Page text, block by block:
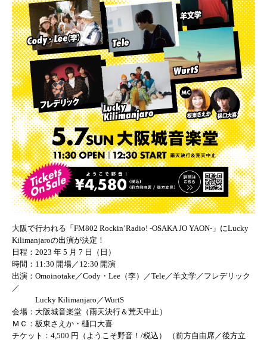
大阪で行われる「FM802 Rockin’Radio! -OSAKA JO YAON-」にLucky
Kilimanjaroの出演が決定！
日程：2023 年 5 月 7 日（日）
時間：11:30 開場／12:30 開演
出演：Omoinotake／Cody・Lee（李）／Tele／羊文学／フレデリック
／
Lucky Kilimanjaro／WurtS
会場：大阪城音楽堂（雨天決行＆荒天中止）
ＭＣ：板東さえか・樋口大喜
チケット：4,500 円（ようこそ野音！/税込） （前方自由席／後方立